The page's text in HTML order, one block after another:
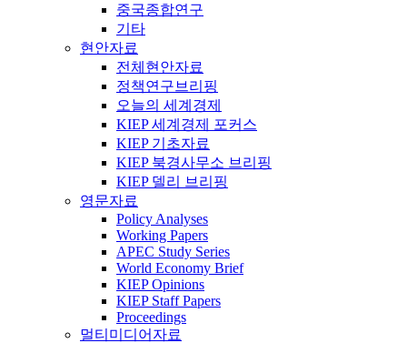
중국종합연구
기타
현안자료
전체현안자료
정책연구브리핑
오늘의 세계경제
KIEP 세계경제 포커스
KIEP 기초자료
KIEP 북경사무소 브리핑
KIEP 델리 브리핑
영문자료
Policy Analyses
Working Papers
APEC Study Series
World Economy Brief
KIEP Opinions
KIEP Staff Papers
Proceedings
멀티미디어자료